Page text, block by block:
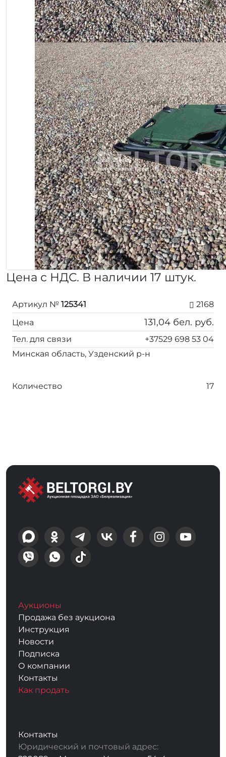
Цена с НДС. В наличии 17 штук.
Артикул № 125341
2168
Цена
131,04 бел. руб.
Тел. для связи
+37529 698 53 04
Минская область, Узденский р-н
Количество 17
Аукционы
Продажа без аукциона
Инструкция
Новости
Подписка
О компании
Контакты
Как продать
Контакты
Юридический и почтовый адрес: